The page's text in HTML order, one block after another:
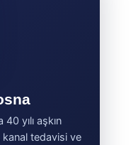
yılı aşkın
tedavisi ve